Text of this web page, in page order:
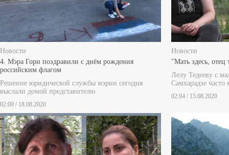
Новости
4. Мэра Гори поздравили с днём рождения
российским флагом
Решение юридической службы мэрии сегодня
выслали домой представителю
02:09 / 18.08.2020
Новости
"Мать здесь,
Лелу Тедееву с
Самхарадзе
02:04 / 15.08.2020